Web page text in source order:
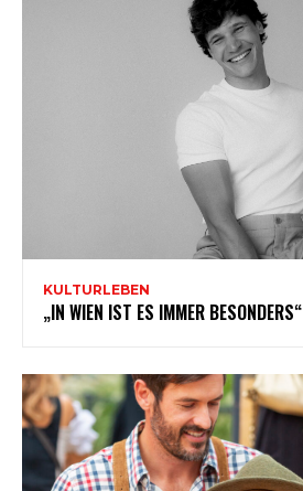
KULTURLEBEN
„IN WIEN IST ES IMMER BESONDERS“